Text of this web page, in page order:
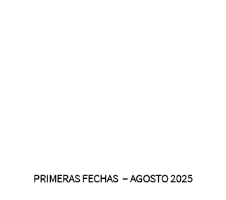
PRIMERAS FECHAS  – AGOSTO 2025